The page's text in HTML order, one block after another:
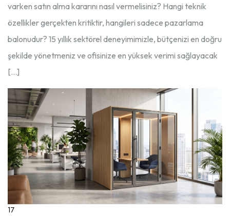
varken satın alma kararını nasıl vermelisiniz? Hangi teknik
özellikler gerçekten kritiktir, hangileri sadece pazarlama
balonudur? 15 yıllık sektörel deneyimimizle, bütçenizi en doğru
şekilde yönetmeniz ve ofisinize en yüksek verimi sağlayacak
[…]
17